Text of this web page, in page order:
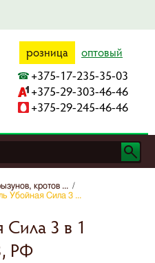
розница оптовый
+375-17-235-35-03
+375-29-303-46-46
+375-29-245-46-46
кротов ...
Убойная Сила 3 ...
3 в 1
РФ